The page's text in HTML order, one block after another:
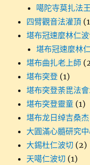
噶陀寺莫扎法王
四臂觀音法灌頂
堪布冠速麼林仁
堪布冠速麼林
堪布曲扎老上師
堪布突登 (1)
堪布突登荼毘法
堪布突登靈童 (1)
堪布龙日绰吉桑杰
大圓滿心髓研究
大錫杜仁波切 (2)
天噶仁波切 (1)